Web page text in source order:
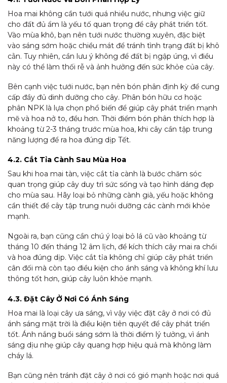
Hoa mai không cần tưới quá nhiều nước, nhưng việc giữ
cho đất đủ ẩm là yếu tố quan trọng để cây phát triển tốt.
Vào mùa khô, bạn nên tưới nước thường xuyên, đặc biệt
vào sáng sớm hoặc chiều mát để tránh tình trạng đất bị khô
cằn. Tuy nhiên, cần lưu ý không để đất bị ngập úng, vì điều
này có thể làm thối rễ và ảnh hưởng đến sức khỏe của cây.
Bên cạnh việc tưới nước, bạn nên bón phân định kỳ để cung
cấp đầy đủ dinh dưỡng cho cây. Phân bón hữu cơ hoặc
phân NPK là lựa chọn phổ biến để giúp cây phát triển mạnh
mẽ và hoa nở to, đều hơn. Thời điểm bón phân thích hợp là
khoảng từ 2-3 tháng trước mùa hoa, khi cây cần tập trung
năng lượng để ra hoa đúng dịp Tết.
4.2. Cắt Tỉa Cành Sau Mùa Hoa
Sau khi hoa mai tàn, việc cắt tỉa cành là bước chăm sóc
quan trọng giúp cây duy trì sức sống và tạo hình dáng đẹp
cho mùa sau. Hãy loại bỏ những cành già, yếu hoặc không
cần thiết để cây tập trung nuôi dưỡng các cành mới khỏe
mạnh.
Ngoài ra, bạn cũng cần chú ý loại bỏ lá cũ vào khoảng từ
tháng 10 đến tháng 12 âm lịch, để kích thích cây mai ra chồi
và hoa đúng dịp. Việc cắt tỉa không chỉ giúp cây phát triển
cân đối mà còn tạo điều kiện cho ánh sáng và không khí lưu
thông tốt hơn, giúp cây luôn khỏe mạnh.
4.3. Đặt Cây Ở Nơi Có Ánh Sáng
Hoa mai là loại cây ưa sáng, vì vậy việc đặt cây ở nơi có đủ
ánh sáng mặt trời là điều kiện tiên quyết để cây phát triển
tốt. Ánh nắng buổi sáng sớm là thời điểm lý tưởng, vì ánh
sáng dịu nhẹ giúp cây quang hợp hiệu quả mà không làm
cháy lá.
Bạn cũng nên tránh đặt cây ở nơi có gió mạnh hoặc nơi quá